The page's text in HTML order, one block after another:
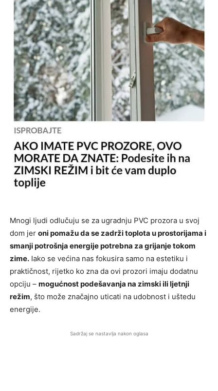
Mnogi ljudi odlučuju se za ugradnju PVC prozora u svoj
dom jer oni pomažu da se zadrži toplota u prostorijama i
smanji potrošnja energije potrebna za grijanje tokom
zime. Iako se većina nas fokusira samo na estetiku i
praktičnost, rijetko ko zna da ovi prozori imaju dodatnu
opciju – mogućnost podešavanja na zimski ili ljetnji
režim, što može značajno uticati na udobnost i uštedu
energije.
Sadržaj se nastavlja nakon oglasa